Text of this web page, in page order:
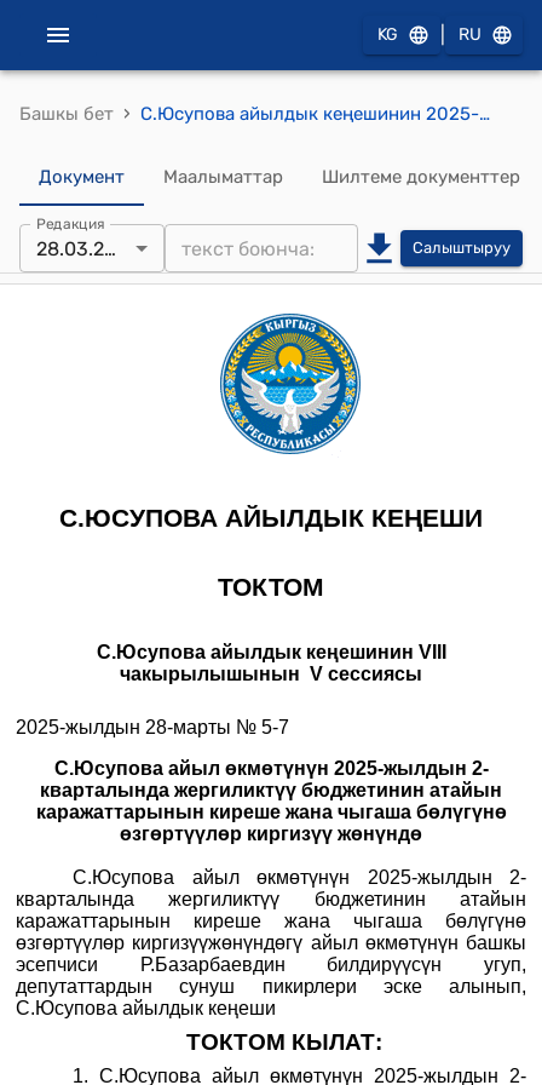
KG RU
Башкы бет › С.Юсупова айылдык кеңешинин 2025-жылдын 28-мартындагы №5-7 "С.Юсупова айыл өкмөтүнүн 2025-жылдын 2-кварталында жергиликтүү бюджетинин атайын каражаттарынын киреше жана чыгаша бөлүгүнө өзгөртүүлөр киргизүү жөнүндө" токтому.
Документ Маалыматтар Шилтеме документтер
Редакция
28.03.2025 Салыштыруу